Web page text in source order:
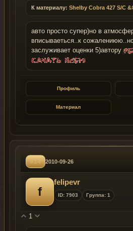
К материалу: Shelby Cobra 427 S/C
авто просто супер)но в
вписываеться..к
заслуживает оценки 5)автору
Профиль
Материал
#14 2010-09-26
f
felipevr
ID: 7903 Группа: 1
1